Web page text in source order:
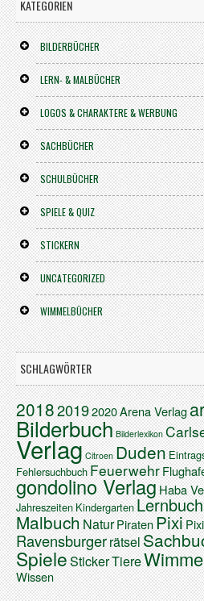
KATEGORIEN
BILDERBÜCHER
LERN- & MALBÜCHER
LOGOS & CHARAKTERE & WERBUNG
SACHBÜCHER
SCHULBÜCHER
SPIELE & QUIZ
STICKERN
UNCATEGORIZED
WIMMELBÜCHER
SCHLAGWÖRTER
201820192020Arena Verlag
Bilderbuch Bilderlexikon
Verlag Citroen Duden
FehlersuchbuchFeuerwehr
gondolino VerlagHaba
JahreszeitenKindergartenLernbuch
MalbuchNaturPiratenPixi
Ravensburgerrätsel
SpieleStickerTiere
Wissen